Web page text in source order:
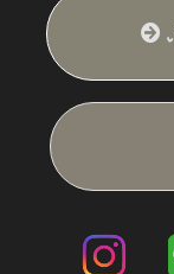
ふじたの家
スケジュー
新築施工例
ふじたのリ
リフォーム
Z空調（全
会社概要・
スタッフブ
お問い合わ
サイトマッ
サイトポリ
Z空調公式